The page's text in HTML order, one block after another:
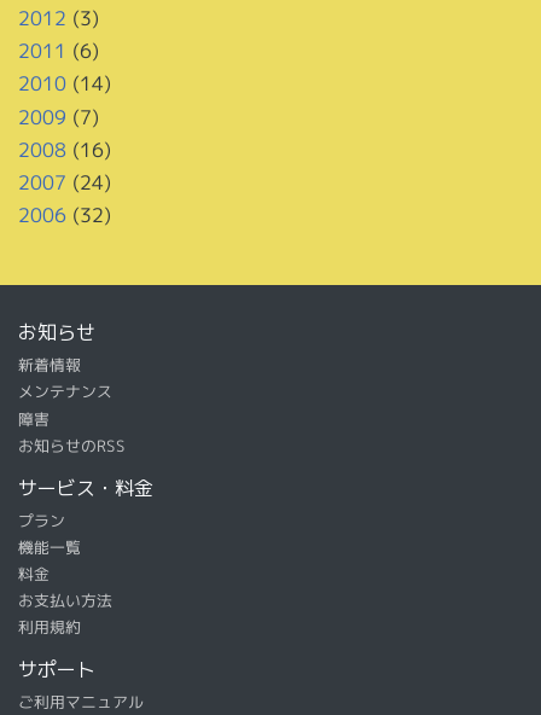
2012 (3)
2011 (6)
2010(14)
2009 (7)
2008 (16)
2007 (24)
2006 (32)
お知らせ
新着情報
メンテナンス
障害
お知らせのRSS
サービス・料金
プラン
機能一覧
料金
お支払い方法
利用規約
サポート
ご利用マニュアル